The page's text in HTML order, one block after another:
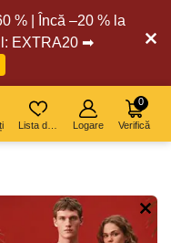
% | Încă –20 % la
EXTRA20 ➡
Logare Verifică
0